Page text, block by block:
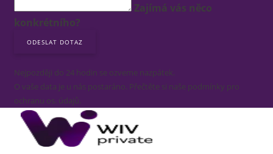
Zajímá vás něco
konkrétního?
Nejpozději do 24 hodin se ozveme nazpátek.
O vaše data je u nás postaráno. Přečtěte si naše podmínky pro
ochranu os. údajů.